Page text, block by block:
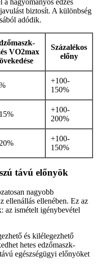
biztosít. A különbség
adódik.
VO2max
Százalékos
előny
+100-
150%
+100-
200%
+100-
150%
távú előnyök
nagyobb
ellenállás ellenében. Ez az
az ismételt igénybevétel
és kilélegezhető
hetes edzőmaszk-
egészségügyi előnyöket